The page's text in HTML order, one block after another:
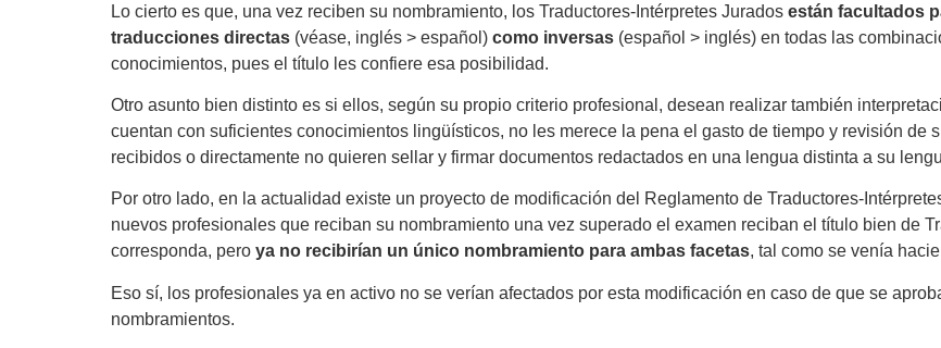
Lo cierto es que, una vez reciben su nombramiento, los Traductores-Intérpretes Jurados están facultados
traducciones directas (véase, inglés > español) como inversas (español > inglés) en todas las
conocimientos, pues el título les confiere esa posibilidad.
Otro asunto bien distinto es si ellos, según su propio criterio profesional, desean realizar también
cuentan con suficientes conocimientos lingüísticos, no les merece la pena el gasto de tiempo y revisión de
recibidos o directamente no quieren sellar y firmar documentos redactados en una lengua distinta a su
Por otro lado, en la actualidad existe un proyecto de modificación del Reglamento de Traductores-
nuevos profesionales que reciban su nombramiento una vez superado el examen reciban el título bien de
corresponda, pero ya no recibirían un único nombramiento para ambas facetas, tal como se venía
Eso sí, los profesionales ya en activo no se verían afectados por esta modificación en caso de que se
nombramientos.